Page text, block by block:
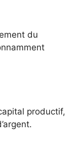
du
productif,